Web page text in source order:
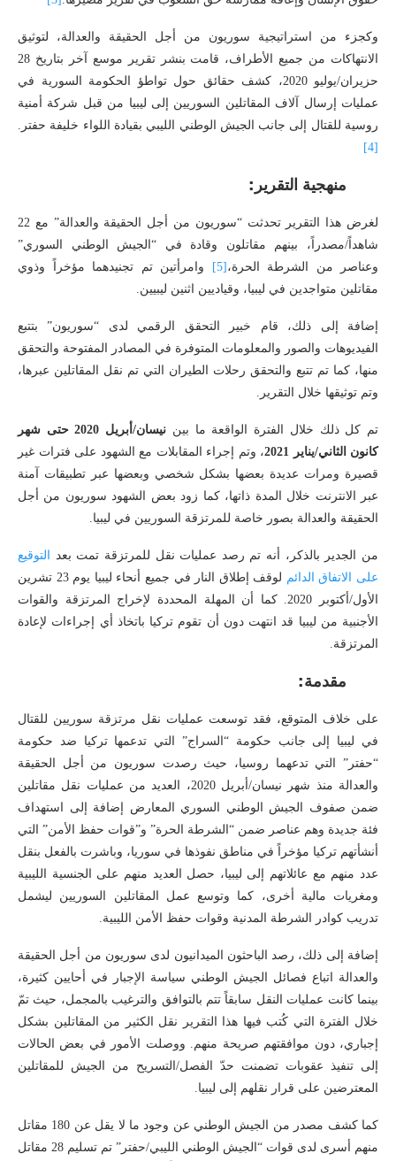
وكجزء من استراتيجية سوريون من أجل الحقيقة والعدالة، لتوثيق
الانتهاكات من جميع الأطراف، قامت بنشر تقرير موسع آخر بتاريخ 28
حزيران/يوليو 2020، كشف حقائق حول تواطؤ الحكومة السورية في
عمليات إرسال آلاف المقاتلين السوريين إلى ليبيا من قبل شركة أمنية
روسية للقتال إلى جانب الجيش الوطني الليبي بقيادة اللواء خليفة حفتر.
[4]
منهجية التقرير:
لغرض هذا التقرير تحدثت “سوريون من أجل الحقيقة والعدالة” مع 22
شاهداً/مصدراً، بينهم مقاتلون وقادة في “الجيش الوطني السوري”
وعناصر من الشرطة الحرة،[5]
وامرأتين تم تجنيدهما مؤخراً وذوي
مقاتلين متواجدين في ليبيا، وقياديين اثنين ليبيين.
إضافة إلى ذلك، قام خبير التحقق الرقمي لدى “سوريون” بتتبع
الفيديوهات والصور والمعلومات المتوفرة في المصادر المفتوحة والتحقق
منها، كما تم تتبع والتحقق رحلات الطيران التي تم نقل المقاتلين عبرها،
وتم توثيقها خلال التقرير.
تم كل ذلك خلال الفترة الواقعة ما بين
نيسان/أبريل 2020 حتى شهر
كانون الثاني/يناير 2021
، وتم إجراء المقابلات مع الشهود على فترات غير
قصيرة ومرات عديدة بعضها بشكل شخصي وبعضها عبر تطبيقات آمنة
عبر الانترنت خلال المدة ذاتها، كما زود بعض الشهود سوريون من أجل
الحقيقة والعدالة بصور خاصة للمرتزقة السوريين في ليبيا.
من الجدير بالذكر، أنه تم رصد عمليات نقل للمرتزقة تمت بعد التوقيع
على الاتفاق الدائم
لوقف إطلاق النار في جميع أنحاء ليبيا يوم 23 تشرين
الأول/أكتوبر 2020. كما أن المهلة المحددة لإخراج المرتزقة والقوات
الأجنبية من ليبيا قد انتهت دون أن تقوم تركيا باتخاذ أي إجراءات لإعادة
المرتزقة.
مقدمة:
على خلاف المتوقع، فقد توسعت عمليات نقل مرتزقة سوريين للقتال
في ليبيا إلى جانب حكومة “السراج” التي تدعمها تركيا ضد حكومة
“حفتر” التي تدعهما روسيا، حيث رصدت سوريون من أجل الحقيقة
والعدالة منذ شهر نيسان/أبريل 2020، العديد من عمليات نقل مقاتلين
ضمن صفوف الجيش الوطني السوري المعارض إضافة إلى استهداف
فئة جديدة وهم عناصر ضمن “الشرطة الحرة” و”قوات حفظ الأمن” التي
أنشأتهم تركيا مؤخراً في مناطق نفوذها في سوريا، وباشرت بالفعل بنقل
عدد منهم مع عائلاتهم إلى ليبيا، حصل العديد منهم على الجنسية الليبية
ومغريات مالية أخرى، كما وتوسع عمل المقاتلين السوريين ليشمل
تدريب كوادر الشرطة المدنية وقوات حفظ الأمن الليبية.
إضافة إلى ذلك، رصد الباحثون الميدانيون لدى سوريون من أجل الحقيقة
والعدالة اتباع فصائل الجيش الوطني سياسة الإجبار في أحايين كثيرة،
بينما كانت عمليات النقل سابقاً تتم بالتوافق والترغيب بالمجمل، حيث تمّ
خلال الفترة التي كُتب فيها هذا التقرير نقل الكثير من المقاتلين بشكل
إجباري، دون موافقتهم صريحة منهم. ووصلت الأمور في بعض الحالات
إلى تنفيذ عقوبات تضمنت حدّ الفصل/التسريح من الجيش للمقاتلين
المعترضين على قرار نقلهم إلى ليبيا.
كما كشف مصدر من الجيش الوطني عن وجود ما لا يقل عن 180 مقاتل
منهم أسرى لدى قوات “الجيش الوطني الليبي/حفتر” تم تسليم 28 مقاتل